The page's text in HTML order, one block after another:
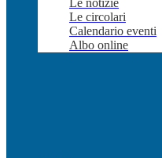
Le notizie
Le circolari
Calendario eventi
Albo online